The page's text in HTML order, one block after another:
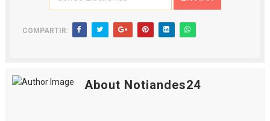
COMPARTIR:
About Notiandes24